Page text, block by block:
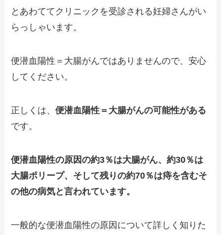
とあわててクリニックを受診される妊婦さんがい
らっしゃいます。
便潜血陽性＝大腸がんではありませんので、安心
してください。
正しくは、便潜血陽性＝大腸がんの可能性がある
です。
便潜血陽性の原因の約3％は大腸がん、約30％は
大腸ポリープ、そして残りの約70％は痔を含むそ
の他の病気と言われています。
一般的な便潜血陽性の原因について詳しく知りた